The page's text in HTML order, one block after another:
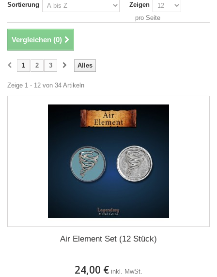
Sortierung
Zeigen
pro Seite
Vergleichen (0)
Alles
1 2 3
Zeige 1 - 12 von 34 Artikeln
Air Element Set (12 Stück)
24,00 € inkl. MwSt.